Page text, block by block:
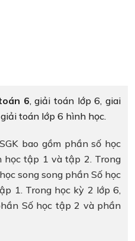
6, giải toán lớp 6, giai
toán lớp 6 hình học.
bao gồm phần số học
tập 1 và tập 2. Trong
song song phần Số học
1. Trong học kỳ 2 lớp 6,
Số học tập 2 và phần